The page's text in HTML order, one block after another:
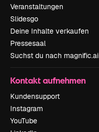
Veranstaltungen
Slidesgo
Deine Inhalte verkaufen
Pressesaal
Suchst du nach magnific.ai
Kontakt aufnehmen
Kundensupport
Instagram
YouTube